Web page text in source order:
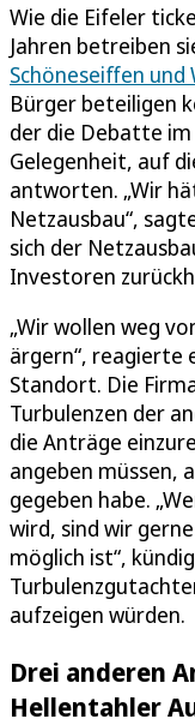
Wie die Eifeler
Jahren betreiben
Schöneseiffen und
Bürger beteiligen
der die Debatte
Gelegenheit, auf
antworten. „Wir
Netzausbau“,
sich der
Investoren
„Wir wollen weg
ärgern“, reagierte
Standort. Die
Turbulenzen der
die Anträge
angeben müssen,
gegeben habe.
wird, sind wir
möglich ist“,
aufzeigen würden.
Drei anderen
Hellentahler